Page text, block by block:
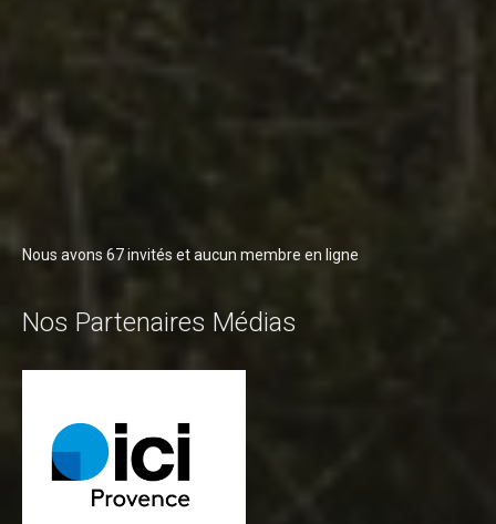
Nous avons 67 invités et aucun membre en ligne
Nos Partenaires Médias